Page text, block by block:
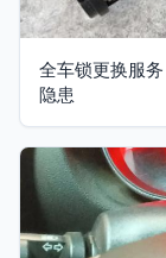
全车锁更换服
隐患